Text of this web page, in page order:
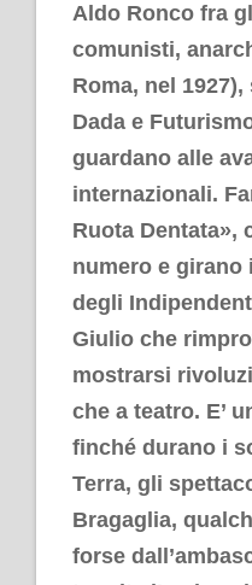
Aldo Ronco fra
comunisti,
Roma, nel
Dada e
guardano alle
internazionali.
Ruota Dentata»,
numero e girano
degli
Giulio che
mostrarsi
che a teatro. E’
finché durano i
Terra, gli
Bragaglia,
forse